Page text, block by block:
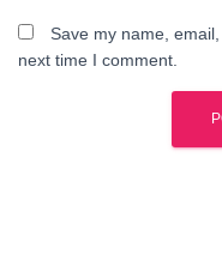
Save my name,
next time I comment.